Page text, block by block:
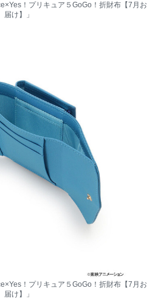
！プリキュア５GoGo！折財布【7月お
届け】」
！プリキュア５GoGo！折財布【7月お
届け】」